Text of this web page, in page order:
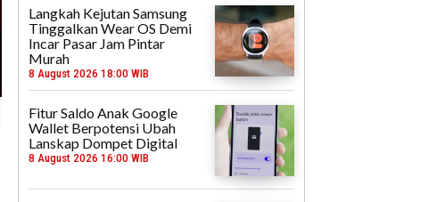
Langkah Kejutan Samsung
Tinggalkan Wear OS Demi
Incar Pasar Jam Pintar
Murah
8 August 2026 18:00 WIB
Fitur Saldo Anak Google
Wallet Berpotensi Ubah
Lanskap Dompet Digital
8 August 2026 16:00 WIB